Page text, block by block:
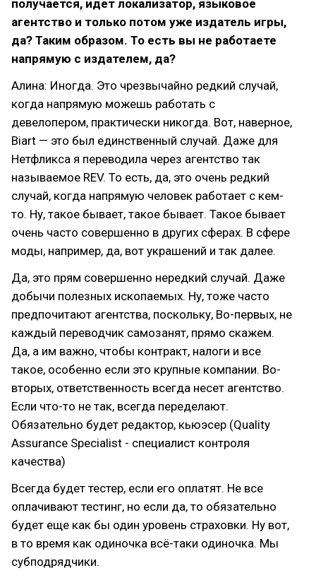
получается, идет локализатор, языковое
агентство и только потом уже издатель игры,
да? Таким образом. То есть вы не работаете
напрямую с издателем, да?
Алина: Иногда. Это чрезвычайно редкий случай,
когда напрямую можешь работать с
девелопером, практически никогда. Вот, наверное,
Biart — это был единственный случай. Даже для
Нетфликса я переводила через агентство так
называемое REV. То есть, да, это очень редкий
случай, когда напрямую человек работает с кем-
то. Ну, такое бывает, такое бывает. Такое бывает
очень часто совершенно в других сферах. В сфере
моды, например, да, вот украшений и так далее.
Да, это прям совершенно нередкий случай. Даже
добычи полезных ископаемых. Ну, тоже часто
предпочитают агентства, поскольку, Во-первых, не
каждый переводчик самозанят, прямо скажем.
Да, а им важно, чтобы контракт, налоги и все
такое, особенно если это крупные компании. Во-
вторых, ответственность всегда несет агентство.
Если что-то не так, всегда переделают.
Обязательно будет редактор, кьюэсер (Quality
Assurance Specialist - специалист контроля
качества)
Всегда будет тестер, если его оплатят. Не все
оплачивают тестинг, но если да, то обязательно
будет еще как бы один уровень страховки. Ну вот,
в то время как одиночка всё-таки одиночка. Мы
субподрядчики.